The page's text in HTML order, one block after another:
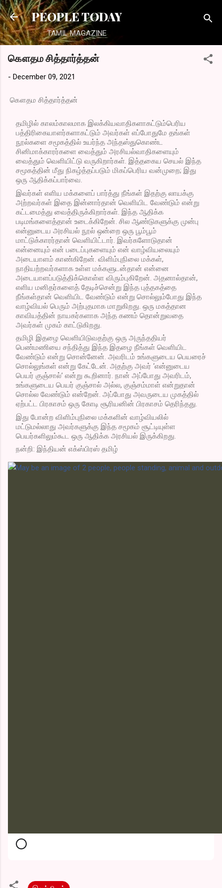
Skip to main content
PEOPLE TODAY
TAMIL MAGAZINE
கௌதம சித்தார்த்தன்
- December 09, 2021
கௌதம சித்தார்த்தன்
தமிழில் காலம்காலமாக இலக்கியவாதிகளாகட்டும்பெரிய
பத்திரிகையாளர்களாகட்டும் அவர்கள் எப்போதுமே தங்கள்
நூல்களை சமூகத்தில் உயர்ந்த அந்தஸ்துகொண்ட
சினிமாக்காரர்களை வைத்தும் அரசியல்வாதிகளையும்
வைத்தும் வெளியிட்டு வருகிறார்கள். இத்தகைய செயல் இந்த
சமூகத்தின் மீது நிகழ்த்தப்படும் மிகப்பெரிய வன்முறை; இது
ஒரு ஆதிக்கப்பார்வை.
இவர்கள் எளிய மக்களைப் பார்த்து நீங்கள் இதற்கு லாயக்கு
அற்றவர்கள் இதை இன்னார்தான் வெளியிட வேண்டும் என்று
கட்டமைத்து வைத்திருக்கிறார்கள். இந்த ஆதிக்க
படிமங்களைத்தான் உடைக்கிறேன். சில ஆண்டுகளுக்கு முன்பு
என்னுடைய அரசியல் நூல் ஒன்றை ஒரு பூம்பூம்
மாட்டுக்காரர்தான் வெளியிட்டார். இவர்களோடுதான்
என்னையும் என் படைப்புகளையும் என் வாழ்வியலையும்
அடையாளம் காண்கிறேன். விளிம்புநிலை மக்கள்,
நாதியற்றவர்களாக உள்ள மக்களுடன்தான் என்னை
அடையாளப்படுத்திக்கொள்ள விரும்புகிறேன். அதனால்தான்,
எளிய மனிதர்களைத் தேடிச்சென்று இந்த புத்தகத்தை
நீங்கள்தான் வெளியிட வேண்டும் என்று சொல்லும்போது இந்த
வாழ்வியல் பெரும் அற்புதமாக மாறுகிறது. ஒரு மகத்தான
காவியத்தின் நாயகர்களாக அந்த கணம் தொன்றுவதை
அவர்கள் முகம் காட்டுகிறது.
தமிழி இதழை வெளியிடுவதற்கு ஒரு அருந்ததியர்
பெண்மணியை சந்தித்து இந்த இதழை நீங்கள் வெளியிட
வேண்டும் என்று சொன்னேன். அவரிடம் உங்களுடைய பெயரைச்
சொல்லுங்கள் என்று கேட்டேன். அதற்கு அவர் ‘என்னுடைய
பெயர் குஞ்சால்’ என்று கூறினார். நான் அப்போது அவரிடம்,
உங்களுடைய பெயர் குஞ்சால் அல்ல, குஞ்சம்மாள் என்றுதான்
சொல்ல வேண்டும் என்றேன். அப்போது அவருடைய முகத்தில்
ஏற்பட்ட பிரகாசம் ஒரு கோடி சூரியனின் பிரகாசம் தெரிந்தது.
இது போன்ற விளிம்புநிலை மக்களின் வாழ்வியலில்
மட்டுமல்லாது அவர்களுக்கு இந்த சமூகம் சூட்டியுள்ள
பெயர்களிலும்கூட ஒரு ஆதிக்க அரசியல் இருக்கிறது.
நன்றி: இந்தியன் எக்ஸ்பிரஸ் தமிழ்